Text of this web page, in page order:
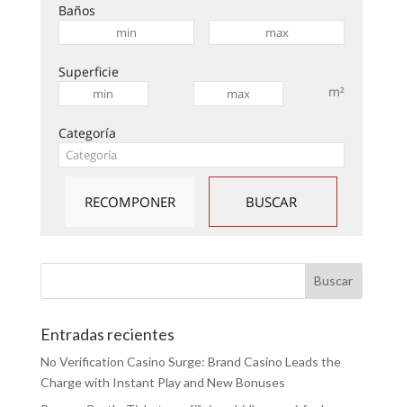
Baños
Superficie
m²
Categoría
Entradas recientes
No Verification Casino Surge: Brand Casino Leads the
Charge with Instant Play and New Bonuses